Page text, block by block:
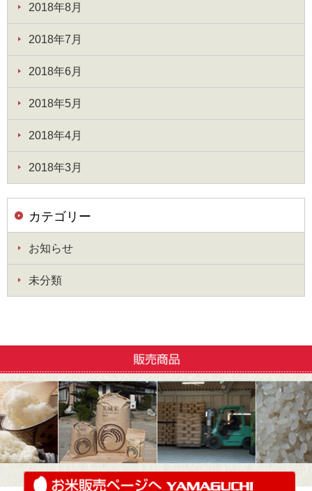
2018年8月
2018年7月
2018年6月
2018年5月
2018年4月
2018年3月
カテゴリー
お知らせ
未分類